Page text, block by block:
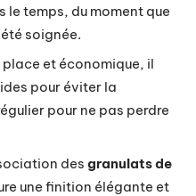
le temps, du moment que
soignée.
et économique, il
pour éviter la
pour ne pas perdre
des granulats de
une finition élégante et